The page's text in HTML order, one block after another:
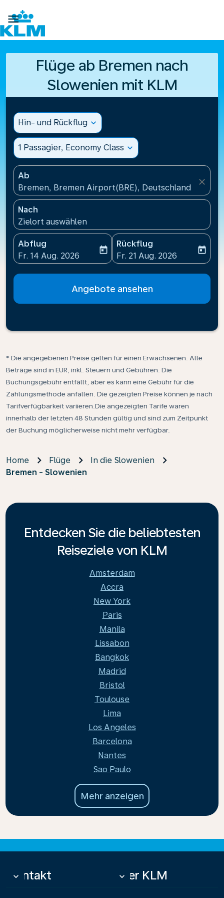

Flüge ab Bremen nach
Slowenien mit KLM
Hin- und Rückflug expand_more
1 Passagier, Economy Class expand_more
Ab
Bremen, Bremen Airport(BRE), Deutschland
close
Nach
Zielort auswählen
Abflug
fc-booking-departure-date-aria-label
Fr. 14 Aug. 2026
today
Rückflug
fc-booking-return-date-
Fr. 21 Aug. 2026
today
Angebote ansehen
* Die angegebenen Preise gelten für einen Erwachsenen. Alle
Beträge sind in EUR, inkl. Steuern und Gebühren. Die
Buchungsgebühr entfällt, aber es kann eine Gebühr für die
Zahlungsmethode anfallen. Die gezeigten Preise können je nach
Tarifverfügbarkeit variieren.Die angezeigten Tarife waren
innerhalb der letzten 48 Stunden gültig und sind zum Zeitpunkt
der Buchung möglicherweise nicht mehr verfügbar.
Home Flüge
In die Slowenien
Bremen - Slowenien
Entdecken Sie die beliebtesten
Reiseziele von KLM
Amsterdam
Accra
New York
Paris
Manila
Lissabon
Bangkok
Madrid
Bristol
Toulouse
Lima
Los Angeles
Barcelona
Nantes
Sao Paulo
Mehr anzeigen
Kontakt
keyboard_arrow_down Über KLM
keyboard_arrow_down